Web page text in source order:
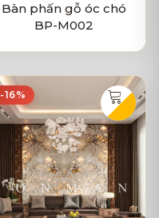
Bàn phấn gỗ óc chó
BP-M002
-16%